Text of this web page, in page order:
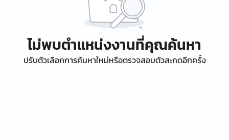
ไม่พบตำแหน่งงานที่คุณค้นหา
ปรับตัวเลือกการค้นหาใหม่หรือตรวจสอบตัวสะกดอีกครั้ง